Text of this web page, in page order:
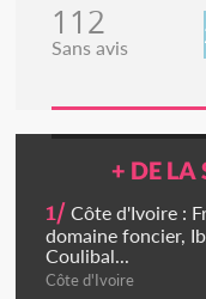
112
Sans avis
+ DE LA
1/ Côte d'Ivoire :
domaine foncier,
Coulibal...
Côte d'Ivoire